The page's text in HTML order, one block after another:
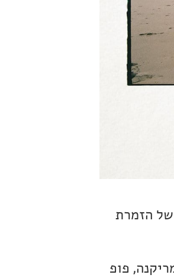
אלבום השבוע שלנו הפעם הוא האלבום החדש Oh To Be That Free של הזמרת
פופ